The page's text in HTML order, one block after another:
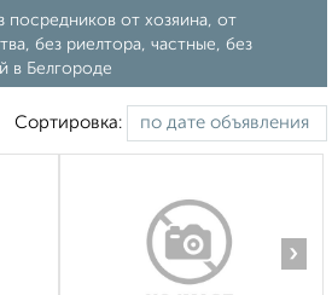
посредников от хозяина, от
без риелтора, частные, без
в Белгороде
Сортировка:
›